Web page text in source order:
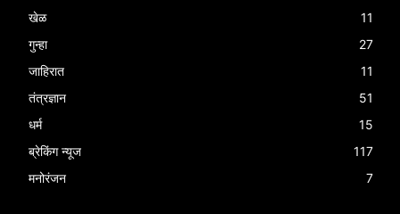
खेळ
11
गुन्हा
27
जाहिरात
11
तंत्रज्ञान
51
धर्म
15
ब्रेकिंग न्यूज
117
मनोरंजन
7